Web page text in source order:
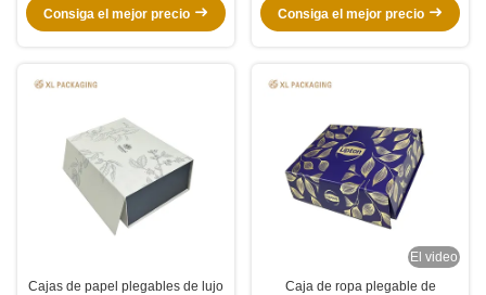
embalaje plegable para bolsitas
de té, latas de té y bolsitas de
Consiga el mejor precio
cierre magnético oculto
Consiga el mejor precio
Cajas de papel plegables de lujo
El video
Caja de ropa plegable de